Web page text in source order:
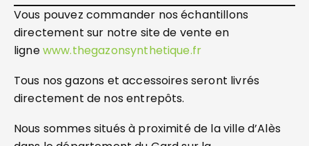
Vous pouvez commander nos échantillons
directement sur notre site de vente en
lignewww.thegazonsynthetique.fr
Tous nos gazons et accessoires seront livrés
directement de nos entrepôts.
Nous sommes situés à proximité de la ville d’Alès